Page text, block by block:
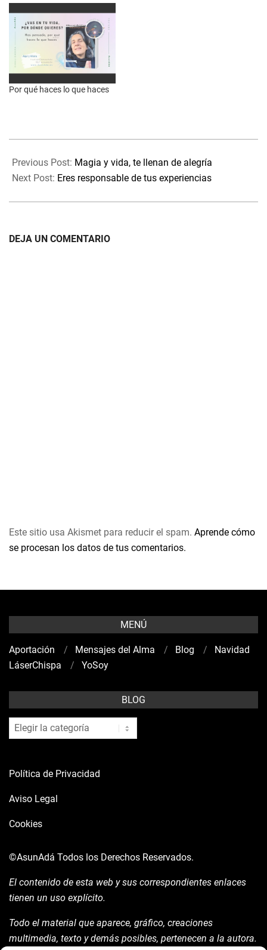
Por qué haces lo que haces
06-
24
Previous Post: Magia y vida, te llenan de alegría
Next Post: Eres responsable de tus experiencias
DEJA UN COMENTARIO
Este sitio usa Akismet para reducir el spam. Aprende cómo
se procesan los datos de tus comentarios.
MENÚ
Aportación Mensajes del Alma Blog
Navidad
LáserChispa
YoSoy
BLOG
blog
Política de Privacidad
Aviso Legal
Cookies
©AsunAdá Todos los Derechos Reservados.
El contenido de esta web y sus correspondientes enlaces
tienen un uso explícito.
Todo el material que aparece, gráfico, creaciones
multimedia, texto y demás posibles, pertenecen a la autora.